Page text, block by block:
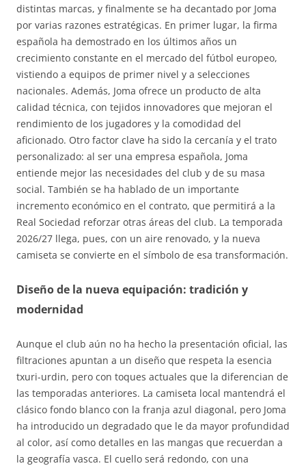
distintas marcas, y finalmente se ha decantado por Joma
por varias razones estratégicas. En primer lugar, la firma
española ha demostrado en los últimos años un
crecimiento constante en el mercado del fútbol europeo,
vistiendo a equipos de primer nivel y a selecciones
nacionales. Además, Joma ofrece un producto de alta
calidad técnica, con tejidos innovadores que mejoran el
rendimiento de los jugadores y la comodidad del
aficionado. Otro factor clave ha sido la cercanía y el trato
personalizado: al ser una empresa española, Joma
entiende mejor las necesidades del club y de su masa
social. También se ha hablado de un importante
incremento económico en el contrato, que permitirá a la
Real Sociedad reforzar otras áreas del club. La temporada
2026/27 llega, pues, con un aire renovado, y la nueva
camiseta se convierte en el símbolo de esa transformación.
Diseño de la nueva equipación: tradición y
modernidad
Aunque el club aún no ha hecho la presentación oficial, las
filtraciones apuntan a un diseño que respeta la esencia
txuri-urdin, pero con toques actuales que la diferencian de
las temporadas anteriores. La camiseta local mantendrá el
clásico fondo blanco con la franja azul diagonal, pero Joma
ha introducido un degradado que le da mayor profundidad
al color, así como detalles en las mangas que recuerdan a
la geografía vasca. El cuello será redondo, con una